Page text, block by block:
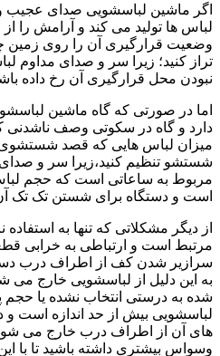
اگر ماشین لباسشویی صدای عجیب
لباس ها تولید می کند و آرامش را
وضعیت قرارگیری آن را روی زمین
تراز کنید؛ زیرا سر و صدای مداوم
نبودن محل قرارگیری آن رخ داده
اما در صورتی که گاه ماشین
دارد و گاه در سکوتی وصف ناشدنی
میزان لباس هایی که قصد شستشوی
شستشو تنظیم کنید،زیرا سر و
مربوط به ساعاتی است که حجم
است و دستگاه برای شستن تک تک
از دیگر مشکلاتی که تنها به
مرتبط است و ارتباطی به خرابی
سرازیر شدن کف از اطراف درب
به این دلیل از لباسشویی خارج می
شده به درستی انتخاب نشده یا
لباسشویی بیش از حد اندازه است و
های آن از اطراف درب خارج می شود؛
وسواس بیشتری داشته باشید تا با